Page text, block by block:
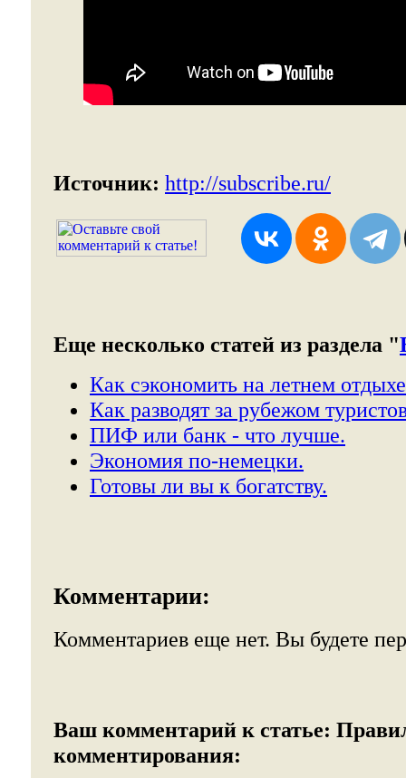
Источник: http://subscribe.ru/
Еще несколько статей из раздела "
Как сэкономить на летнем
Как разводят за рубежом
ПИФ или банк - что лучше.
Экономия по-немецки.
Готовы ли вы к богатству.
Комментарии:
Комментариев еще нет. Вы будете
Ваш комментарий к статье:
комментирования: